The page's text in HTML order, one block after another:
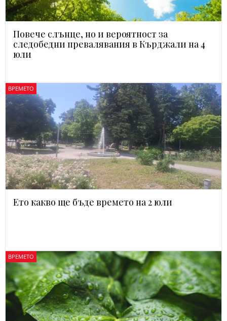
Повече слънце, но и вероятност за
следобедни превалявания в Кърджали на 4
юли
ВРЕМЕТО
Ето какво ще бъде времето на 2 юли
ВРЕМЕТО